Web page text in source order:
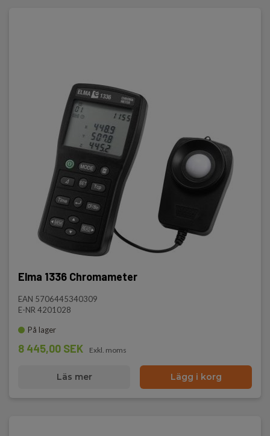
Elma 1336 Chromameter
EAN 5706445340309
E-NR 4201028
På lager
8 445,00 SEK Exkl. moms
Läs mer Lägg i korg